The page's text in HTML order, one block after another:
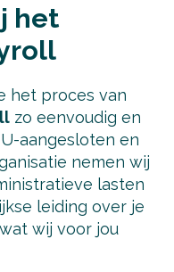
het
het proces van
zo eenvoudig en
aangesloten en
nemen wij
lasten
leiding over je
wij voor jou